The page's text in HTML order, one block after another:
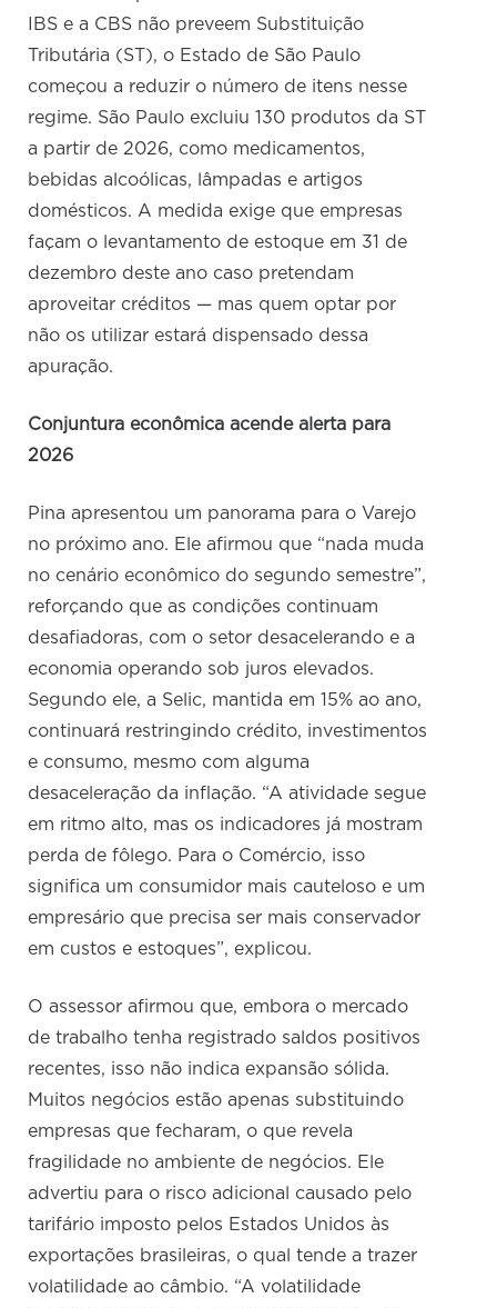
IBS e a CBS não preveem Substituição
Tributária (ST), o Estado de São Paulo
começou a reduzir o número de itens nesse
regime. São Paulo excluiu 130 produtos da ST
a partir de 2026, como medicamentos,
bebidas alcoólicas, lâmpadas e artigos
domésticos. A medida exige que empresas
façam o levantamento de estoque em 31 de
dezembro deste ano caso pretendam
aproveitar créditos — mas quem optar por
não os utilizar estará dispensado dessa
apuração.
Conjuntura econômica acende alerta para
2026
Pina apresentou um panorama para o Varejo
no próximo ano. Ele afirmou que “nada muda
no cenário econômico do segundo semestre”,
reforçando que as condições continuam
desafiadoras, com o setor desacelerando e a
economia operando sob juros elevados.
Segundo ele, a Selic, mantida em 15% ao ano,
continuará restringindo crédito, investimentos
e consumo, mesmo com alguma
desaceleração da inflação. “A atividade segue
em ritmo alto, mas os indicadores já mostram
perda de fôlego. Para o Comércio, isso
significa um consumidor mais cauteloso e um
empresário que precisa ser mais conservador
em custos e estoques”, explicou.
O assessor afirmou que, embora o mercado
de trabalho tenha registrado saldos positivos
recentes, isso não indica expansão sólida.
Muitos negócios estão apenas substituindo
empresas que fecharam, o que revela
fragilidade no ambiente de negócios. Ele
advertiu para o risco adicional causado pelo
tarifário imposto pelos Estados Unidos às
exportações brasileiras, o qual tende a trazer
volatilidade ao câmbio. “A volatilidade